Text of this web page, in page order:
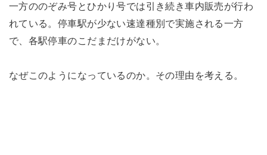
一方ののぞみ号とひかり号では引き続き車内販売が行わ
れている。停車駅が少ない速達種別で実施される一方
で、各駅停車のこだまだけがない。
なぜこのようになっているのか。その理由を考える。